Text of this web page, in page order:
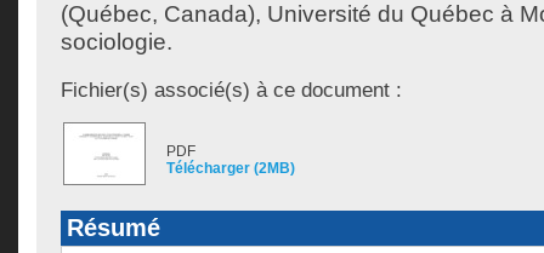
(Québec, Canada), Université du Québec à
sociologie.
Fichier(s) associé(s) à ce document :
PDF
Télécharger (2MB)
Résumé